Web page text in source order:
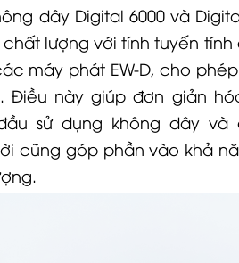
dây Digital 6000và
lượng với tính tuyến
máy phát EW-D, cho
Điều này giúp đơn giản
sử dụng không dây
cũng góp phần vào khả